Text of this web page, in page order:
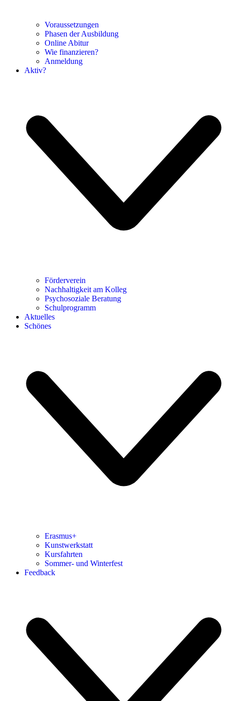
Voraussetzungen
Phasen der Ausbildung
Online Abitur
Wie finanzieren?
Anmeldung
Aktiv?
Förderverein
Nachhaltigkeit am Kolleg
Psychosoziale Beratung
Schulprogramm
Aktuelles
Schönes
Erasmus+
Kunstwerkstatt
Kursfahrten
Sommer- und Winterfest
Feedback